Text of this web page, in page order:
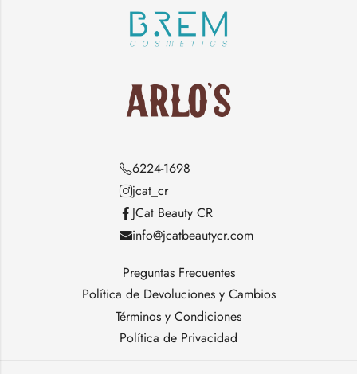
6224-1698
jcat_cr
JCat Beauty CR
info@jcatbeautycr.com
Preguntas Frecuentes
Política de Devoluciones y Cambios
Términos y Condiciones
Política de Privacidad